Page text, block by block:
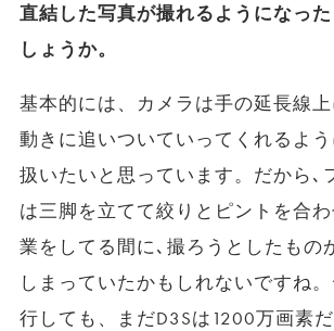
直結した写真が撮れるようになっ
しょうか。
基本的には、カメラは手の延長線
動きに追いついていってくれるよ
扱いたいと思っています。だから､
は三脚を立てて絞りとピントを合
業をしてる間に､撮ろうとしたもの
しまっていたかもしれないですね
行しても、まだD3Sは1200万画素